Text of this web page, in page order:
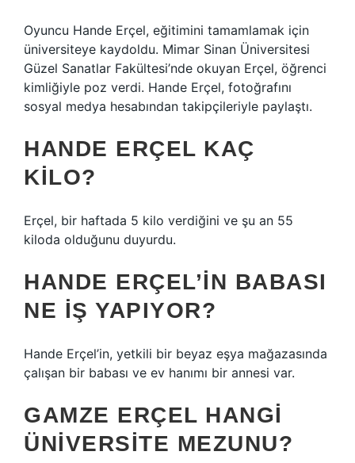
Oyuncu Hande Erçel, eğitimini tamamlamak için
üniversiteye kaydoldu. Mimar Sinan Üniversitesi
Güzel Sanatlar Fakültesi’nde okuyan Erçel, öğrenci
kimliğiyle poz verdi. Hande Erçel, fotoğrafını
sosyal medya hesabından takipçileriyle paylaştı.
HANDE ERÇEL KAÇ
KILO?
Erçel, bir haftada 5 kilo verdiğini ve şu an 55
kiloda olduğunu duyurdu.
HANDE ERÇEL’IN BABASI
NE IŞ YAPIYOR?
Hande Erçel’in, yetkili bir beyaz eşya mağazasında
çalışan bir babası ve ev hanımı bir annesi var.
GAMZE ERÇEL HANGI
ÜNIVERSITE MEZUNU?